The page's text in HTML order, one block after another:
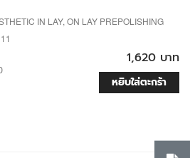
IN LAY, ON LAY PREPOLISHING
1,620 บาท
หยิบใส่ตะกร้า